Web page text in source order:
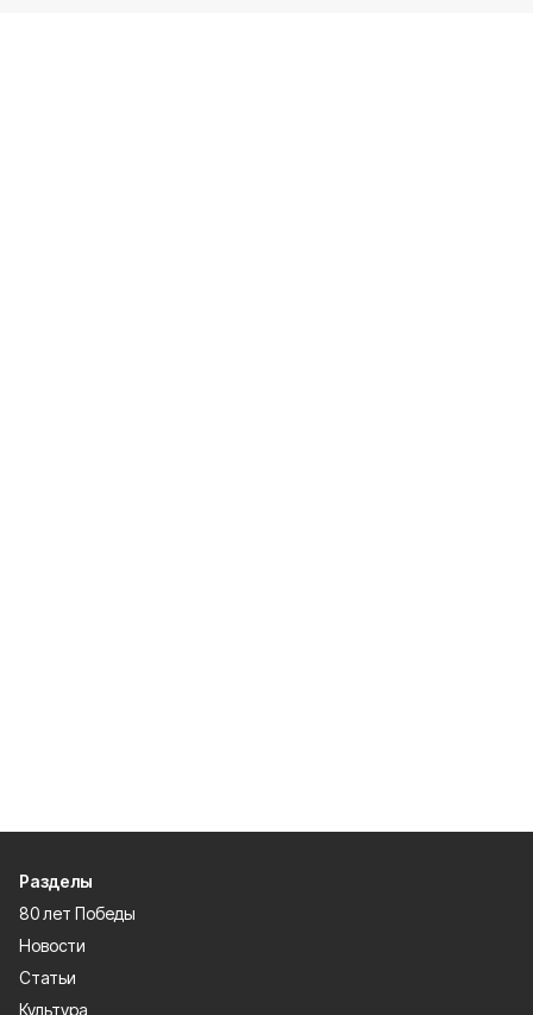
Разделы
80 лет Победы
Новости
Статьи
Культура